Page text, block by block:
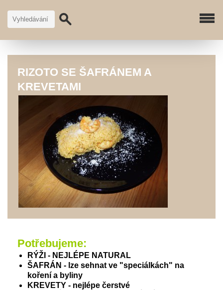
RIZOTO SE ŠAFRÁNEM A
KREVETAMI
Potřebujeme:
RÝŽI - NEJLÉPE NATURAL
ŠAFRÁN - lze sehnat ve "speciálkách" na
koření a byliny
KREVETY - nejlépe čerstvé